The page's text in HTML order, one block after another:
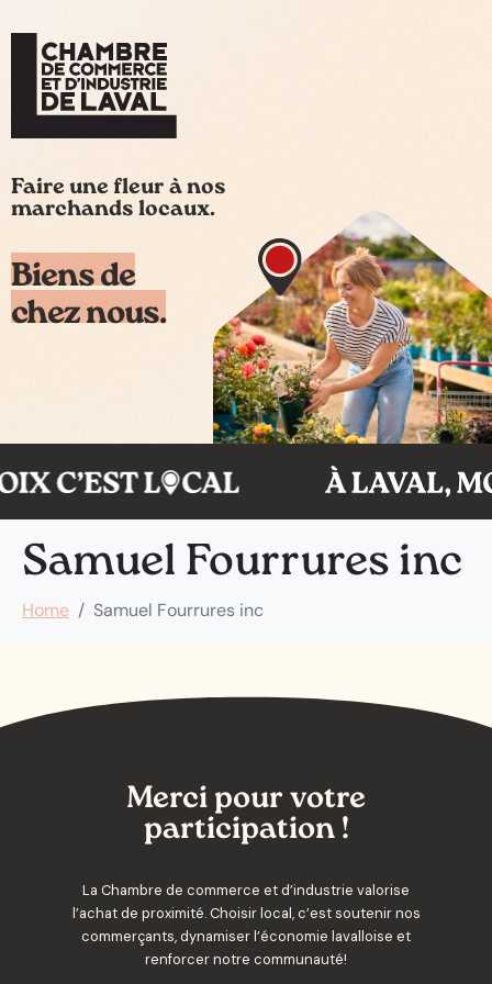
Faire une fleur à nos
marchands locaux.
Biens de
chez nous.
Samuel Fourrures inc
Home Samuel Fourrures inc
Merci pour votre
participation !
La Chambre de commerce et d’industrie valorise
l’achat de proximité. Choisir local, c’est soutenir nos
commerçants, dynamiser l’économie lavalloise et
renforcer notre communauté!